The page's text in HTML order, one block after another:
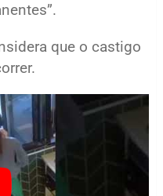
que o castigo